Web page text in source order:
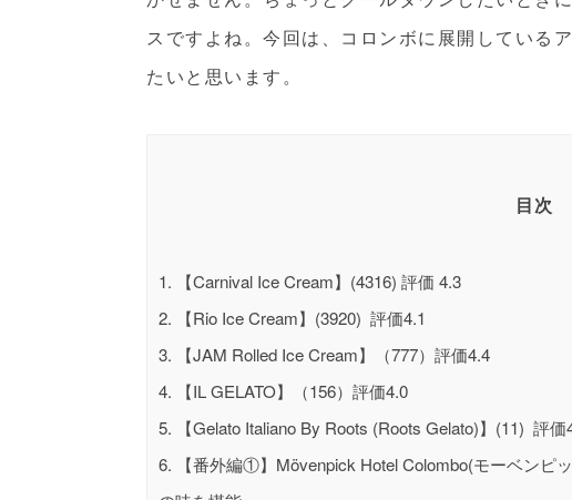
スですよね。今回は、コロンボに展開している
たいと思います。
目次
1. 【Carnival Ice Cream】(4316) 評価 4.3
2. 【Rio Ice Cream】(3920) 評価4.1
3. 【JAM Rolled Ice Cream】（777）評価4.4
4. 【IL GELATO】（156）評価4.0
5. 【Gelato Italiano By Roots (Roots Gelato)】(11) 評価
6. 【番外編①】Mövenpick Hotel Colombo(モーベンピ